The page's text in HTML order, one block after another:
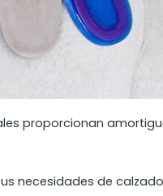
proporcionan
necesidades de